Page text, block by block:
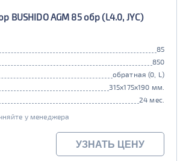
BUSHIDO AGM 85 обр (L4.0, JYC)
85
850
обратная (0, L)
315x175x190 мм.
24 мес.
у менеджера
УЗНАТЬ ЦЕНУ